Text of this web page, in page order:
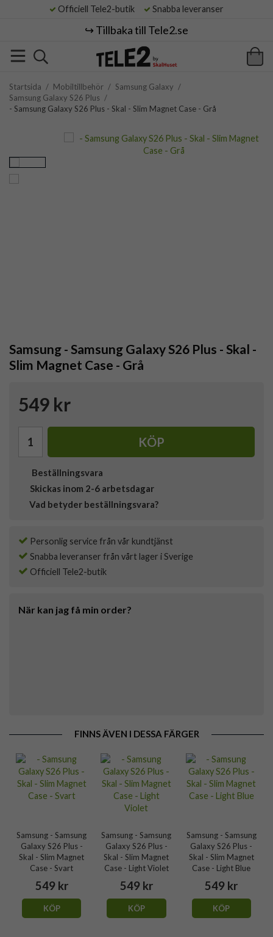
Officiell Tele2-butik Snabba leveranser
↪️ Tillbaka till Tele2.se
Startsida / Mobiltillbehör / Samsung Galaxy /
Samsung Galaxy S26 Plus /
- Samsung Galaxy S26 Plus - Skal - Slim Magnet Case - Grå
Samsung - Samsung Galaxy S26 Plus - Skal -
Slim Magnet Case - Grå
549 kr
KÖP
Beställningsvara
Skickas inom 2-6 arbetsdagar
Vad betyder beställningsvara?
Personlig service från vår kundtjänst
Snabba leveranser från vårt lager i Sverige
Officiell Tele2-butik
När kan jag få min order?
FINNS ÄVEN I DESSA FÄRGER
Samsung - Samsung
Galaxy S26 Plus -
Skal - Slim Magnet
Case - Svart
549 kr
KÖP
Samsung - Samsung
Galaxy S26 Plus -
Skal - Slim Magnet
Case - Light Violet
549 kr
KÖP
Samsung - Samsung
Galaxy S26 Plus -
Skal - Slim Magnet
Case - Light Blue
549 kr
KÖP